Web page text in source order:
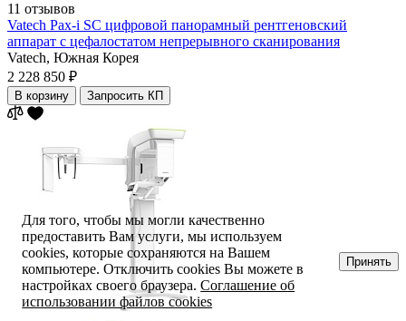
11 отзывов
Vatech Pax-i SC цифровой панорамный рентгеновский
аппарат с цефалостатом непрерывного сканирования
Vatech, Южная Корея
2 228 850 ₽
В корзину Запросить КП
Для того, чтобы мы могли качественно
предоставить Вам услуги, мы используем
cookies, которые сохраняются на Вашем
компьютере. Отключить cookies Вы можете в
настройках своего браузера.Соглашение об
использовании файлов cookies
Принять